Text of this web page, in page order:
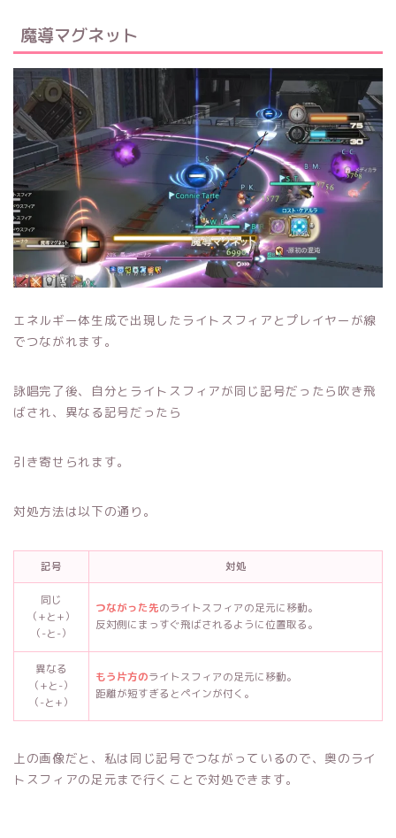
魔導マグネット
エネルギー体生成で出現したライトスフィアとプレイヤーが線
でつながれます。
詠唱完了後、自分とライトスフィアが同じ記号だったら吹き飛
ばされ、異なる記号だったら
引き寄せられます。
対処方法は以下の通り。
記号 対処
同じ
（+と+）
（-と-）
つながった先のライトスフィアの足元に移動。
反対側にまっすぐ飛ばされるように位置取る。
異なる
（+と-）
（-と+）
もう片方のライトスフィアの足元に移動。
距離が短すぎるとペインが付く。
上の画像だと、私は同じ記号でつながっているので、奥のライ
トスフィアの足元まで行くことで対処できます。